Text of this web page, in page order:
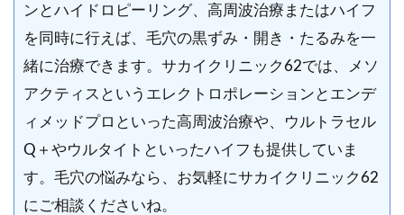
ンとハイドロピーリング、高周波治療またはハイフ
を同時に行えば、毛穴の黒ずみ・開き・たるみを一
緒に治療できます。サカイクリニック62では、メソ
アクティスというエレクトロポレーションとエンデ
ィメッドプロといった高周波治療や、ウルトラセル
Q＋やウルタイトといったハイフも提供していま
す。毛穴の悩みなら、お気軽にサカイクリニック62
にご相談くださいね。